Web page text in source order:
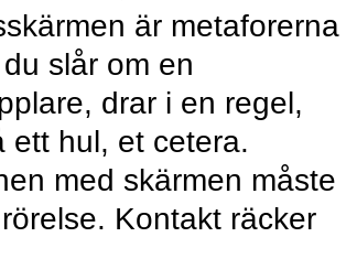
är metaforerna
slår om en
drar i en regel,
ett hul, et cetera.
med skärmen måste
Kontakt räcker